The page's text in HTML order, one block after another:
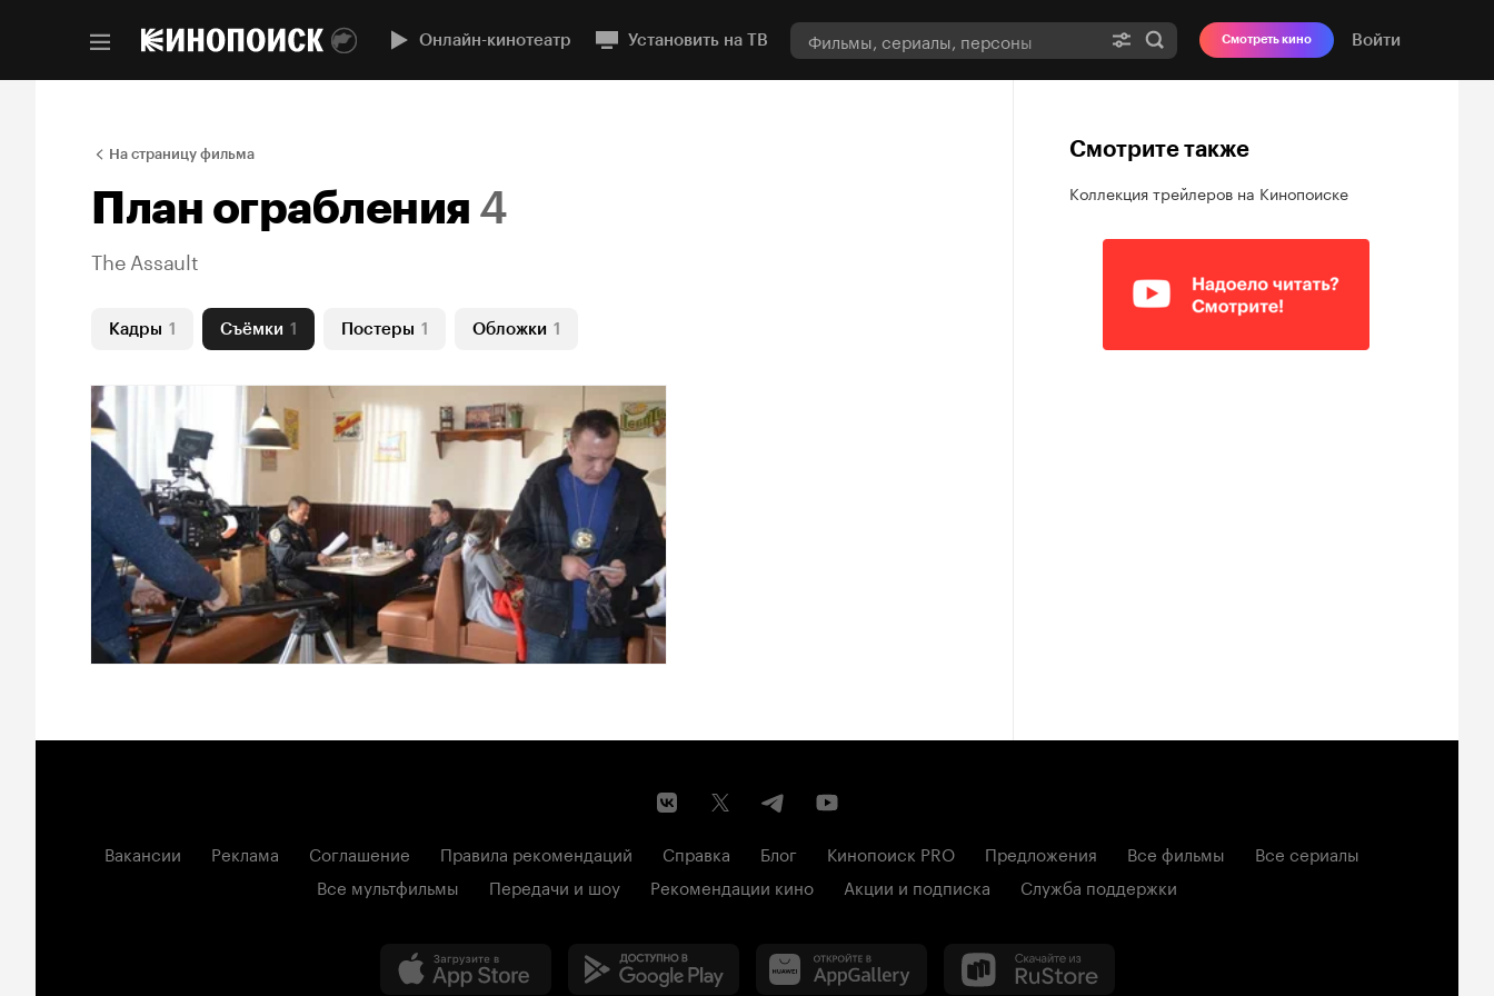
Онлайн-кинотеатр Установить на ТВ Смотреть кино Войти
На страницу фильма
План ограбления 4
The Assault
Кадры 1 Съёмки 1 Постеры 1 Обложки 1
Смотрите также
Коллекция трейлеров на Кинопоиске
Вакансии Реклама Соглашение Правила рекомендаций Справка Блог Кинопоиск PRO Предложения Все фильмы
Все сериалы
Все мультфильмы
Передачи и шоу Рекомендации кино Акции и подписка Служба поддержки